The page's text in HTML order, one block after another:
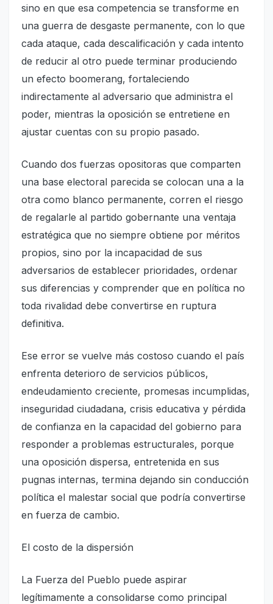
sino en que esa competencia se transforme en
una guerra de desgaste permanente, con lo que
cada ataque, cada descalificación y cada intento
de reducir al otro puede terminar produciendo
un efecto boomerang, fortaleciendo
indirectamente al adversario que administra el
poder, mientras la oposición se entretiene en
ajustar cuentas con su propio pasado.
Cuando dos fuerzas opositoras que comparten
una base electoral parecida se colocan una a la
otra como blanco permanente, corren el riesgo
de regalarle al partido gobernante una ventaja
estratégica que no siempre obtiene por méritos
propios, sino por la incapacidad de sus
adversarios de establecer prioridades, ordenar
sus diferencias y comprender que en política no
toda rivalidad debe convertirse en ruptura
definitiva.
Ese error se vuelve más costoso cuando el país
enfrenta deterioro de servicios públicos,
endeudamiento creciente, promesas incumplidas,
inseguridad ciudadana, crisis educativa y pérdida
de confianza en la capacidad del gobierno para
responder a problemas estructurales, porque
una oposición dispersa, entretenida en sus
pugnas internas, termina dejando sin conducción
política el malestar social que podría convertirse
en fuerza de cambio.
El costo de la dispersión
La Fuerza del Pueblo puede aspirar
legítimamente a consolidarse como principal